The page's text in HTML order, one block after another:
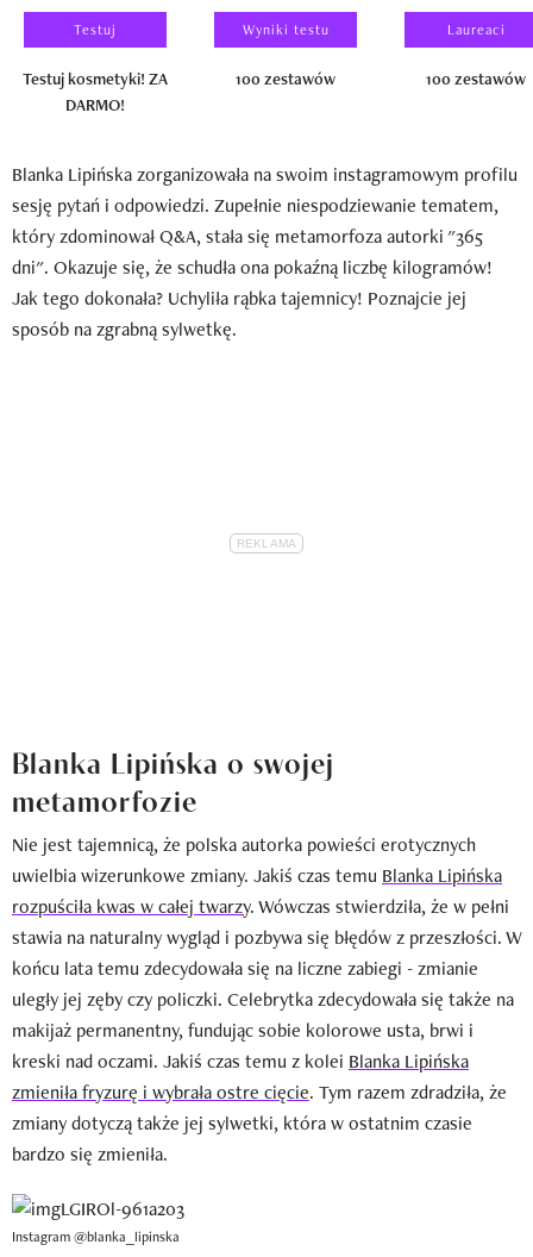
Testuj
Testuj kosmetyki! ZA
DARMO!
Wyniki testu
100 zestawów
Laureaci
100 zestawów
Blanka Lipińska zorganizowała na swoim instagramowym profilu
sesję pytań i odpowiedzi. Zupełnie niespodziewanie tematem,
który zdominował Q&A, stała się metamorfoza autorki "365
dni". Okazuje się, że schudła ona pokaźną liczbę kilogramów!
Jak tego dokonała? Uchyliła rąbka tajemnicy! Poznajcie jej
sposób na zgrabną sylwetkę.
Blanka Lipińska o swojej
metamorfozie
Nie jest tajemnicą, że polska autorka powieści erotycznych
uwielbia wizerunkowe zmiany. Jakiś czas temu Blanka Lipińska
rozpuściła kwas w całej twarzy. Wówczas stwierdziła, że w pełni
stawia na naturalny wygląd i pozbywa się błędów z przeszłości. W
końcu lata temu zdecydowała się na liczne zabiegi - zmianie
uległy jej zęby czy policzki. Celebrytka zdecydowała się także na
makijaż permanentny, fundując sobie kolorowe usta, brwi i
kreski nad oczami. Jakiś czas temu z kolei Blanka Lipińska
zmieniła fryzurę i wybrała ostre cięcie. Tym razem zdradziła, że
zmiany dotyczą także jej sylwetki, która w ostatnim czasie
bardzo się zmieniła.
Instagram @blanka_lipinska